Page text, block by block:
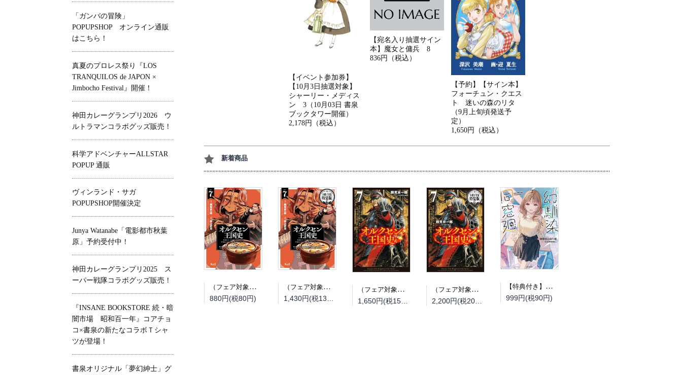
【イベント参加券】
【10月3日抽選対象】
シャーリー・メディス
ン 3（10月03日 書泉
ブックタワー開催）
2,178円（税込）
【宛名入り抽選サイン
本】魔女と傭兵 8
836円（税込）
【予約】【サイン本】
フォーチュン・クエス
ト 迷いの森のリタ
（9月上旬頃発送予
定）
1,650円（税込）
新着商品
（フェア対象商品）【予約】【特典付き】オルクセン王国史~野蛮なオークの国は、如何にして平和なエルフの国を焼き払うに至ったか~ 7（08/25頃発送予定）
880円(税80円)
（フェア対象商品）【予約】【特典付き】オルクセン王国史~野蛮なオークの国は、如何にして平和なエルフの国を焼き払うに至ったか~ 7 小冊子付き特装版（08/25頃発送予定）
（フェア対象商品）【予約】【特典付き】オルクセン王国史~野蛮なオークの国は、如何にして平和なエルフの国を焼き払うに至ったか~ 7（08/12頃発送予定）
（フェア対象商品）【予約】【特典付き】オルクセン王国史~野蛮なオークの国は、如何にして平和なエルフの国を焼き払うに至ったか~ 7 小冊子付き特装版（08/12頃発送予定）
【特典付き】幼馴染同窓廻
999円(税90円)
「ガンバの冒険」
POPUPSHOP オンライン通販
はこちら！
真夏のプロレス祭り『LOS
TRANQUILOS de JAPON ×
Jimbocho Festival』開催！
神田カレーグランプリ2026 ウ
ルトラマンコラボグッズ販売！
科学アドベンチャーALLSTAR
POPUP 通販
ヴィンランド・サガ
POPUPSHOP開催決定
Junya Watanabe「電影都市秋葉
原」予約受付中！
神田カレーグランプリ2025 ス
ーパー戦隊コラボグッズ販売！
『INSANE BOOKSTORE 続・暗
闇市場 昭和百一年』コアチョ
コ×書泉の新たなコラボＴシャ
ツが登場！
書泉オリジナル「夢幻紳士」グ